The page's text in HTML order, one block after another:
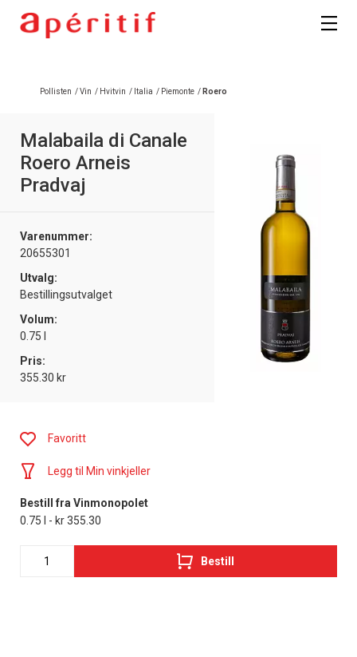
Pollisten /Vin / Hvitvin / Italia / Piemonte / Roero
Malabaila di Canale
Roero Arneis
Pradvaj
Varenummer:
20655301
Utvalg:
Bestillingsutvalget
Volum:
0.75 l
Pris:
355.30 kr
Favoritt
Legg til Min vinkjeller
Bestill fra Vinmonopolet
0.75 l - kr 355.30
Bestill